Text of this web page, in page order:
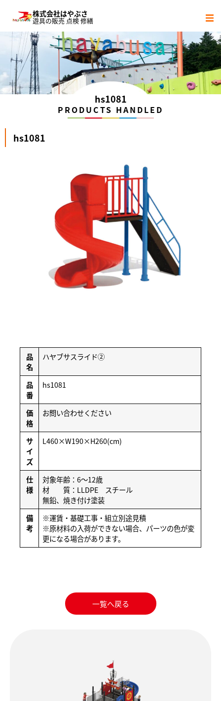
株式会社はやぶさ
遊具の販売 点検 修繕
サービス内容
社会貢献活動
会社概要
hs1081
PRODUCTS HANDLED
hs1081
品
名
ハヤブサスライド②
品
番
hs1081
価
格
お問い合わせください
サ
イ
ズ
L460×W190×H260(cm)
仕
様
対象年齢：6～12歳
材 質：LLDPE スチール
無鉛、焼き付け塗装
備
考
※運賃・基礎工事・組立別途見積
※原材料の入荷ができない場合、パーツの色が変
更になる場合があります。
一覧へ戻る